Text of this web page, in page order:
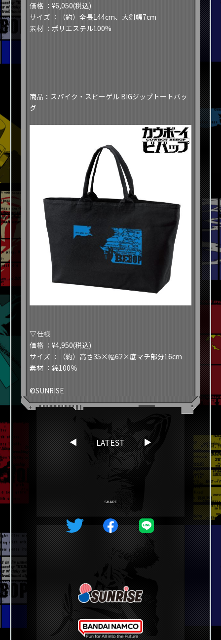
​​価格 ：¥6,050(税込)​
​​サイズ ：（約）全長144cm、大剣幅7cm​
​​素材 ：ポリエステル100%​
​​商品：スパイク・スピーゲル BIGジップトートバッ
グ​
​​▽仕様​
​​価格 ：¥4,950(税込)​
​​サイズ ：（約）高さ35×幅62×底マチ部分16cm​
​​素材 ：綿100％​
©SUNRISE
▲ LATEST ▲
SHARE